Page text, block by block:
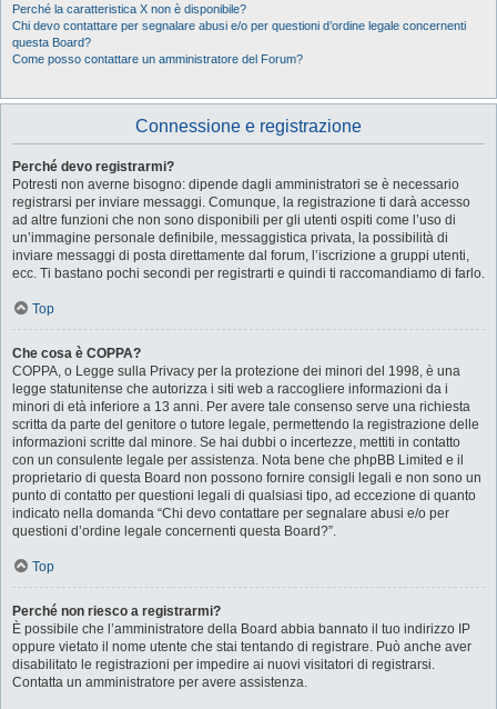
Perché la caratteristica X non è disponibile?
Chi devo contattare per segnalare abusi e/o per questioni d’ordine legale concernenti
questa Board?
Come posso contattare un amministratore del Forum?
Connessione e registrazione
Perché devo registrarmi?
Potresti non averne bisogno: dipende dagli amministratori se è necessario
registrarsi per inviare messaggi. Comunque, la registrazione ti darà accesso
ad altre funzioni che non sono disponibili per gli utenti ospiti come l’uso di
un’immagine personale definibile, messaggistica privata, la possibilità di
inviare messaggi di posta direttamente dal forum, l’iscrizione a gruppi utenti,
ecc. Ti bastano pochi secondi per registrarti e quindi ti raccomandiamo di farlo.
Top
Che cosa è COPPA?
COPPA, o Legge sulla Privacy per la protezione dei minori del 1998, è una
legge statunitense che autorizza i siti web a raccogliere informazioni da i
minori di età inferiore a 13 anni. Per avere tale consenso serve una richiesta
scritta da parte del genitore o tutore legale, permettendo la registrazione delle
informazioni scritte dal minore. Se hai dubbi o incertezze, mettiti in contatto
con un consulente legale per assistenza. Nota bene che phpBB Limited e il
proprietario di questa Board non possono fornire consigli legali e non sono un
punto di contatto per questioni legali di qualsiasi tipo, ad eccezione di quanto
indicato nella domanda “Chi devo contattare per segnalare abusi e/o per
questioni d’ordine legale concernenti questa Board?”.
Top
Perché non riesco a registrarmi?
È possibile che l’amministratore della Board abbia bannato il tuo indirizzo IP
oppure vietato il nome utente che stai tentando di registrare. Può anche aver
disabilitato le registrazioni per impedire ai nuovi visitatori di registrarsi.
Contatta un amministratore per avere assistenza.